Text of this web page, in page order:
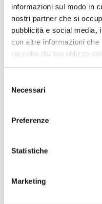
informazioni sul modo in
nostri partner che si
pubblicità e social media,
con altre informazioni che
raccolto dal tuo utilizzo
delNecessari
Preferenze
Statistiche
Marketing